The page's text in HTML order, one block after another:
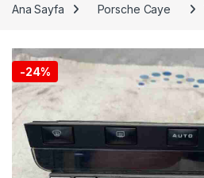
Ana Sayfa Porsche Caye
-24%